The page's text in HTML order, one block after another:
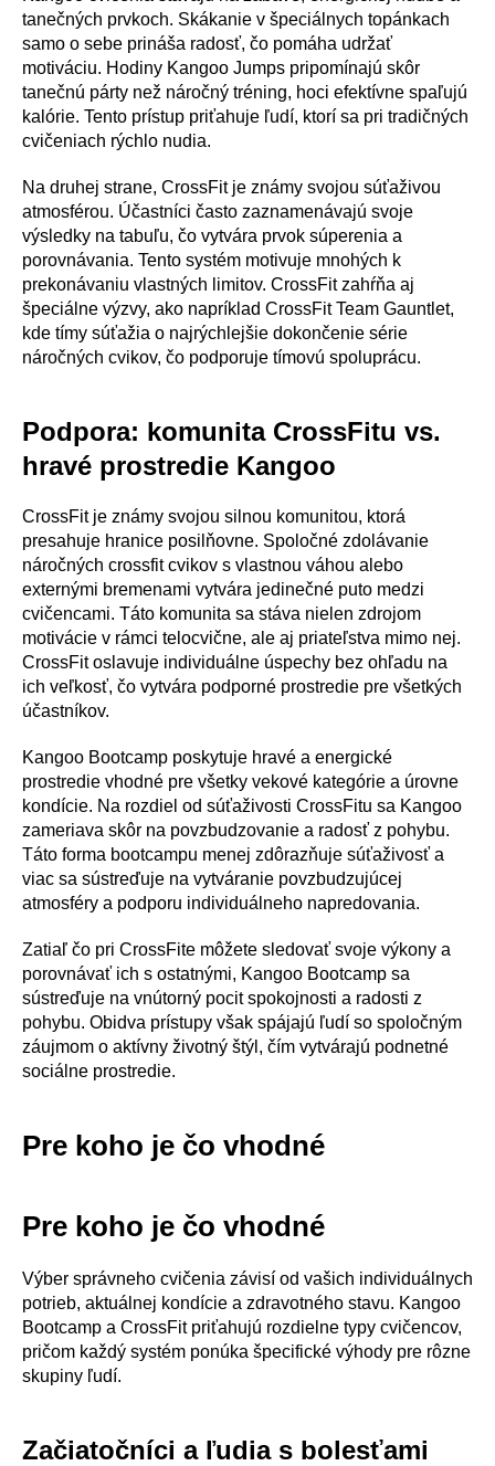
tanečných prvkoch. Skákanie v špeciálnych topánkach
samo o sebe prináša radosť, čo pomáha udržať
motiváciu. Hodiny Kangoo Jumps pripomínajú skôr
tanečnú párty než náročný tréning, hoci efektívne spaľujú
kalórie. Tento prístup priťahuje ľudí, ktorí sa pri tradičných
cvičeniach rýchlo nudia.
Na druhej strane, CrossFit je známy svojou súťaživou
atmosférou. Účastníci často zaznamenávajú svoje
výsledky na tabuľu, čo vytvára prvok súperenia a
porovnávania. Tento systém motivuje mnohých k
prekonávaniu vlastných limitov. CrossFit zahŕňa aj
špeciálne výzvy, ako napríklad CrossFit Team Gauntlet,
kde tímy súťažia o najrýchlejšie dokončenie série
náročných cvikov, čo podporuje tímovú spoluprácu.
Podpora: komunita CrossFitu vs.
hravé prostredie Kangoo
CrossFit je známy svojou silnou komunitou, ktorá
presahuje hranice posilňovne. Spoločné zdolávanie
náročných crossfit cvikov s vlastnou váhou alebo
externými bremenami vytvára jedinečné puto medzi
cvičencami. Táto komunita sa stáva nielen zdrojom
motivácie v rámci telocvične, ale aj priateľstva mimo nej.
CrossFit oslavuje individuálne úspechy bez ohľadu na
ich veľkosť, čo vytvára podporné prostredie pre všetkých
účastníkov.
Kangoo Bootcamp poskytuje hravé a energické
prostredie vhodné pre všetky vekové kategórie a úrovne
kondície. Na rozdiel od súťaživosti CrossFitu sa Kangoo
zameriava skôr na povzbudzovanie a radosť z pohybu.
Táto forma bootcampu menej zdôrazňuje súťaživosť a
viac sa sústreďuje na vytváranie povzbudzujúcej
atmosféry a podporu individuálneho napredovania.
Zatiaľ čo pri CrossFite môžete sledovať svoje výkony a
porovnávať ich s ostatnými, Kangoo Bootcamp sa
sústreďuje na vnútorný pocit spokojnosti a radosti z
pohybu. Obidva prístupy však spájajú ľudí so spoločným
záujmom o aktívny životný štýl, čím vytvárajú podnetné
sociálne prostredie.
Pre koho je čo vhodné
Pre koho je čo vhodné
Výber správneho cvičenia závisí od vašich individuálnych
potrieb, aktuálnej kondície a zdravotného stavu. Kangoo
Bootcamp a CrossFit priťahujú rozdielne typy cvičencov,
pričom každý systém ponúka špecifické výhody pre rôzne
skupiny ľudí.
Začiatočníci a ľudia s bolesťami